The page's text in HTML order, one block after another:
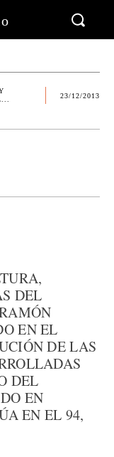
23/12/2013
DEL
EN EL
DE LAS
DEL
EN
EN EL 94,